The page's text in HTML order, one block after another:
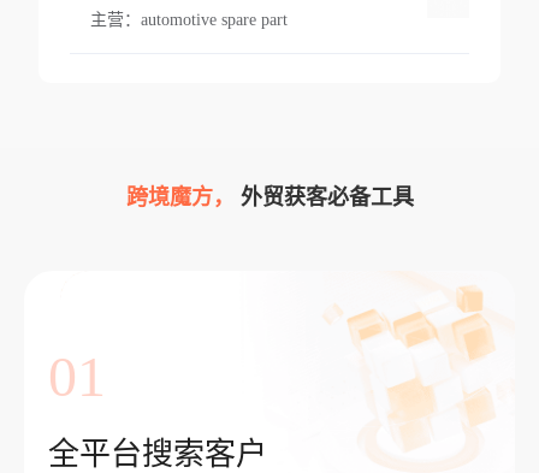
主营： automotive spare part
跨境魔方， 外贸获客必备工具
01
全平台搜索客户